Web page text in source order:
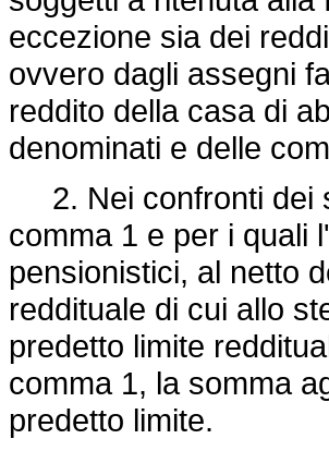
eccezione sia dei
ovvero dagli assegni
reddito della casa di
denominati e delle
2. Nei confronti dei
comma 1 e per i quali
pensionistici, al netto
reddituale di cui allo
predetto limite
comma 1, la somma
predetto limite.